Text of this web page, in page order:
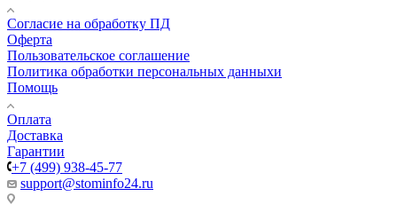
Согласие на обработку ПД
Оферта
Пользовательское соглашение
Политика обработки персональных данныхи
Помощь
Оплата
Доставка
Гарантии
+7 (499) 938-45-77
support@stominfo24.ru